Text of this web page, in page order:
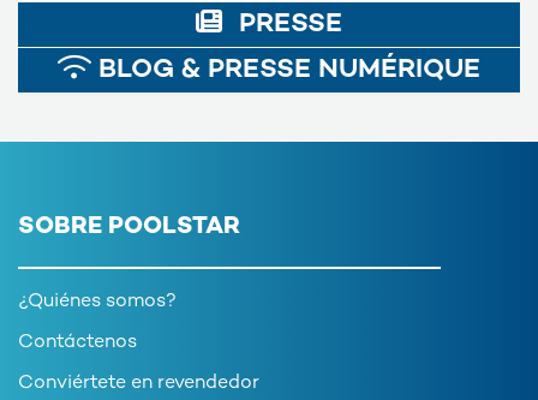
PRESSE
BLOG & PRESSE NUMÉRIQUE
SOBRE POOLSTAR
¿Quiénes somos?
Contáctenos
Conviértete en revendedor